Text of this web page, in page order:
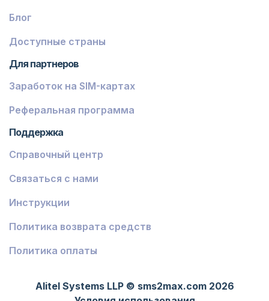
Гваделупа
Французская Гвиана
Финляндия
Экваториальная Гвинея
Джибути
Антигуа и Барбуда
Швейцария
Австралия
Эритрея
Фиджи
Конго - Киншаса
Блог
Доступные страны
Для партнеров
Заработок на SIM-картах
Реферальная программа
Поддержка
Справочный центр
Связаться с нами
Инструкции
Политика возврата средств
Политика оплаты
Alitel Systems LLP © sms2max.com 2026